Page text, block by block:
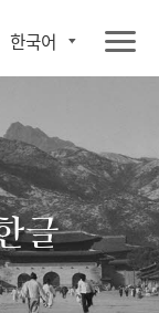
한국어
글